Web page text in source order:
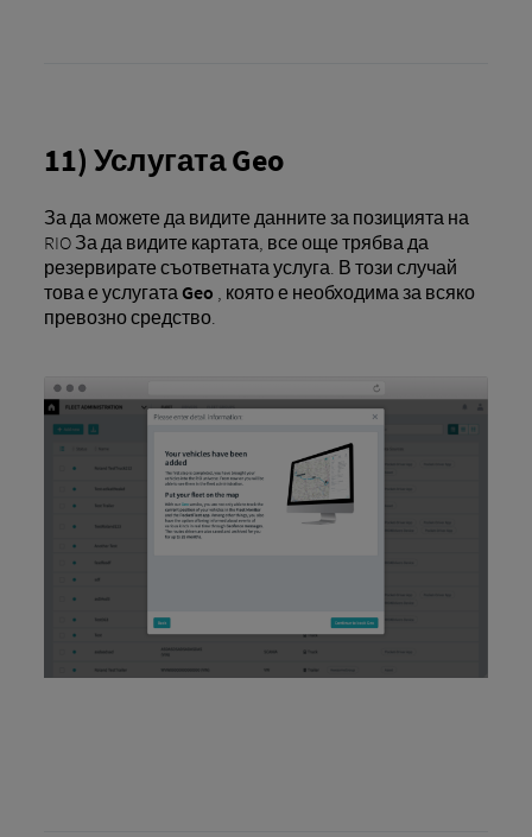
11) Услугата Geo
За да можете да видите данните за позицията на
RIO За да видите картата, все още трябва да
резервирате съответната услуга. В този случай
това е услугата Geo , която е необходима за всяко
превозно средство.